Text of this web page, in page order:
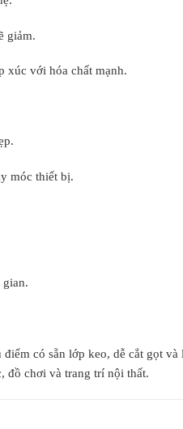
giảm.
xúc với hóa chất mạnh.
móc thiết bị.
có sẵn lớp keo, dễ cắt gọt và
đồ chơi và trang trí nội thất.